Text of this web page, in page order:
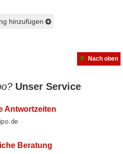
hinzufügen
Nach oben
Unser Service
Antwortzeiten
Beratung